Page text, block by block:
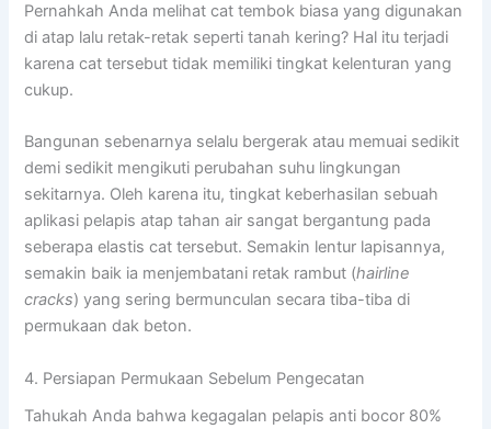
Pernahkah Anda melihat cat tembok biasa yang digunakan
di atap lalu retak-retak seperti tanah kering? Hal itu terjadi
karena cat tersebut tidak memiliki tingkat kelenturan yang
cukup.
Bangunan sebenarnya selalu bergerak atau memuai sedikit
demi sedikit mengikuti perubahan suhu lingkungan
sekitarnya. Oleh karena itu, tingkat keberhasilan sebuah
aplikasi pelapis atap tahan air sangat bergantung pada
seberapa elastis cat tersebut. Semakin lentur lapisannya,
semakin baik ia menjembatani retak rambut (hairline
cracks) yang sering bermunculan secara tiba-tiba di
permukaan dak beton.
4. Persiapan Permukaan Sebelum Pengecatan
Tahukah Anda bahwa kegagalan pelapis anti bocor 80%